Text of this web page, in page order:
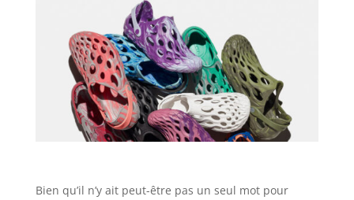
Bien qu’il n’y ait peut-être pas un seul mot pour